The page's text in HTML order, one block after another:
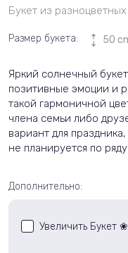
Букет из
Размер букета: 50
Яркий солнечный
позитивные эмоции и
такой гармоничной
члена семьи либо
вариант для
не планируется по
Дополнительно:
Увеличить Букет